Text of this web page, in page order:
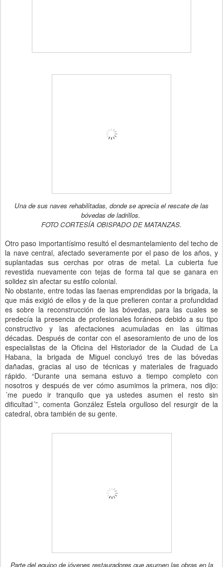
Una de sus naves rehabilitadas, donde se aprecia el rescate de las
bóvedas de ladrillos.
FOTO CORTESÍA OBISPADO DE MATANZAS.
Otro paso importantísimo resultó el desmantelamiento del techo de
la nave central, afectado severamente por el paso de los años, y
suplantadas sus cerchas por otras de metal. La cubierta fue
revestida nuevamente con tejas de forma tal que se ganara en
solidez sin afectar su estilo colonial.
No obstante, entre todas las faenas emprendidas por la brigada, la
que más exigió de ellos y de la que prefieren contar a profundidad
es sobre la reconstrucción de las bóvedas, para las cuales se
predecía la presencia de profesionales foráneos debido a su tipo
constructivo y las afectaciones acumuladas en las últimas
décadas. Después de contar con el asesoramiento de uno de los
especialistas de la Oficina del Historiador de la Ciudad de La
Habana, la brigada de Miguel concluyó tres de las bóvedas
dañadas, gracias al uso de técnicas y materiales de fraguado
rápido. “Durante una semana estuvo a tiempo completo con
nosotros y después de ver cómo asumimos la primera, nos dijo:
´me puedo ir tranquilo que ya ustedes asumen el resto sin
dificultad´”, comenta González Estela orgulloso del resurgir de la
catedral, obra también de su gente.
Parte del equipo de jóvenes restauradores que asumen las obras en la